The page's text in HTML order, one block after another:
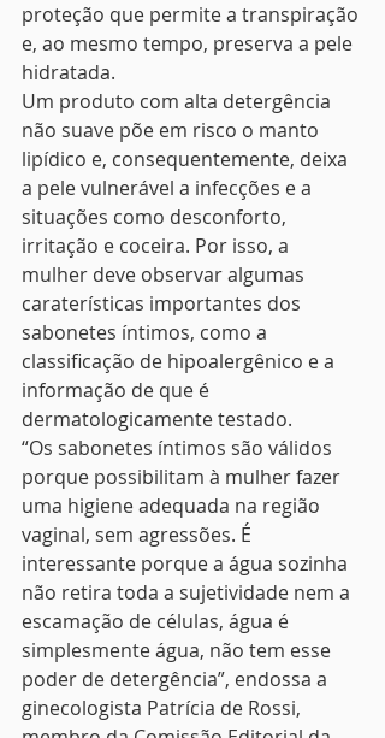
proteção que permite a transpiração
e, ao mesmo tempo, preserva a pele
hidratada.
Um produto com alta detergência
não suave põe em risco o manto
lipídico e, consequentemente, deixa
a pele vulnerável a infecções e a
situações como desconforto,
irritação e coceira. Por isso, a
mulher deve observar algumas
caraterísticas importantes dos
sabonetes íntimos, como a
classificação de hipoalergênico e a
informação de que é
dermatologicamente testado.
“Os sabonetes íntimos são válidos
porque possibilitam à mulher fazer
uma higiene adequada na região
vaginal, sem agressões. É
interessante porque a água sozinha
não retira toda a sujetividade nem a
escamação de células, água é
simplesmente água, não tem esse
poder de detergência”, endossa a
ginecologista Patrícia de Rossi,